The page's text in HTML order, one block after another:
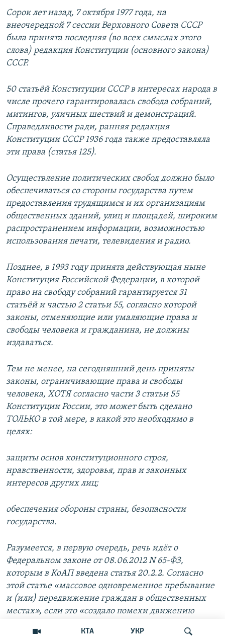
КТА УКР
Сорок лет назад, 7 октября 1977 года, на
внеочередной 7 сессии Верховного Совета СССР
была принята последняя (во всех смыслах этого
слова) редакция Конституции (основного закона)
СССР.
50 статьёй Конституции СССР в интересах народа в
числе прочего гарантировалась свобода собраний,
митингов, уличных шествий и демонстраций.
Справедливости ради, ранняя редакция
Конституции СССР 1936 года также предоставляла
эти права (статья 125).
Осуществление политических свобод должно было
обеспечиваться со стороны государства путем
предоставления трудящимся и их организациям
общественных зданий, улиц и площадей, широким
распространением информации, возможностью
использования печати, телевидения и радио.
Позднее, в 1993 году принята действующая ныне
Конституция Российской Федерации, в которой
право на свободу собраний гарантируется 31
статьёй и частью 2 статьи 55, согласно которой
законы, отменяющие или умаляющие права и
свободы человека и гражданина, не должны
издаваться.
Тем не менее, на сегодняшний день приняты
законы, ограничивающие права и свободы
человека, ХОТЯ согласно части 3 статьи 55
Конституции России, это может быть сделано
ТОЛЬКО в той мере, в какой это необходимо в
целях:
защиты основ конституционного строя,
нравственности, здоровья, прав и законных
интересов других лиц;
обеспечения обороны страны, безопасности
государства.
Разумеется, в первую очередь, речь идёт о
Федеральном законе от 08.06.2012 N 65-ФЗ,
которым в КоАП введена статья 20.2.2. Согласно
этой статье «массовое одновременное пребывание
и (или) передвижение граждан в общественных
местах», если это «создало помехи движению
административным правонарушением.